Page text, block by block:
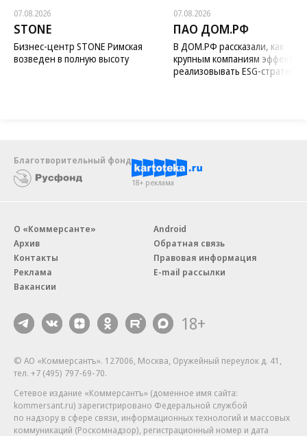
07.08.2026
STONE
Бизнес-центр STONE Римская
возведен в полную высоту
07.08.2026
ПАО ДОМ.РФ
В ДОМ.РФ рассказали, как
крупным компаниям
реализовывать ESG-стратегию
Благотворительный фонд
18+ реклама
О «Коммерсанте»
Архив
Контакты
Реклама
Вакансии
Android
Обратная связь
Правовая информация
E-mail рассылки
18+
© АО «Коммерсантъ». 127006, Москва, Оружейный переулок д. 41,
тел. +7 (495) 797-69-70.
Сетевое издание «Коммерсантъ» (доменное имя сайта:
kommersant.ru) зарегистрировано Федеральной службой
по надзору в сфере связи, информационных технологий и массовых
коммуникаций (Роскомнадзор), регистрационный номер и дата